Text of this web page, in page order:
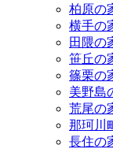
柏原の
横手の
田隈の
笹丘の
篠栗の
美野島
荒尾の
那珂川
長住の